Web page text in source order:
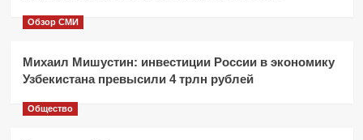
Обзор СМИ
Михаил Мишустин: инвестиции России в экономику
Узбекистана превысили 4 трлн рублей
Общество